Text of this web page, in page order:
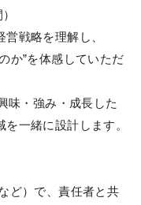
戦略を理解し、
か”を体感していただ
味・強み・成長した
一緒に設計します。
ど）で、責任者と共